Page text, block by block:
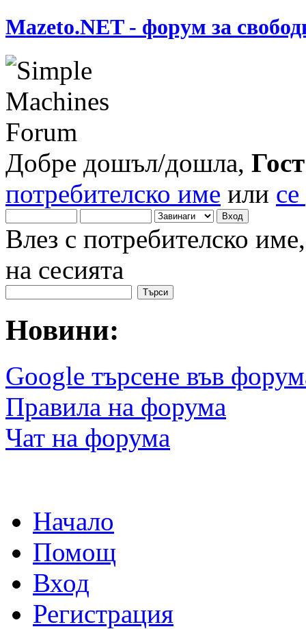
Mazeto.NET - форум за
Добре дошъл/дошла, Гост
потребителско име или
Влез с потребителско
на сесията
Новини:
Google търсене във
Правила на форума
Чат на форума
Начало
Помощ
Вход
Регистрация